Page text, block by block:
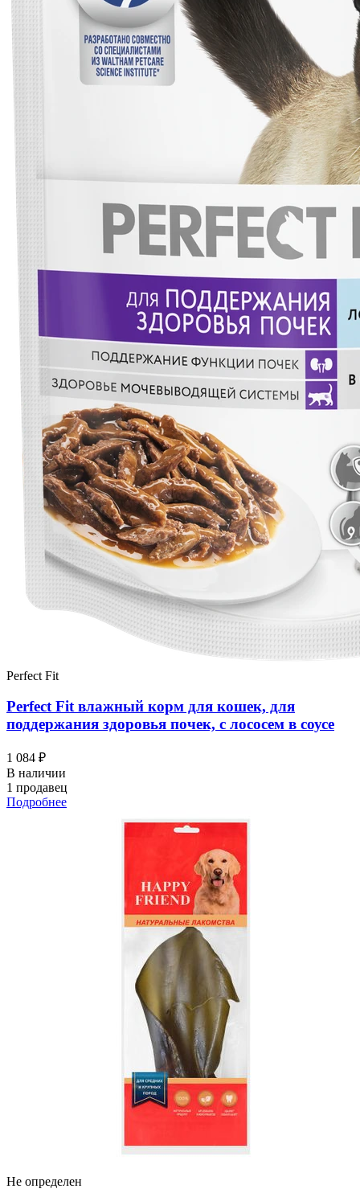
Perfect Fit
Perfect Fit влажный корм для кошек, для
поддержания здоровья почек, с лососем в соусе
1 084 ₽
В наличии
1 продавец
Подробнее
Не определен